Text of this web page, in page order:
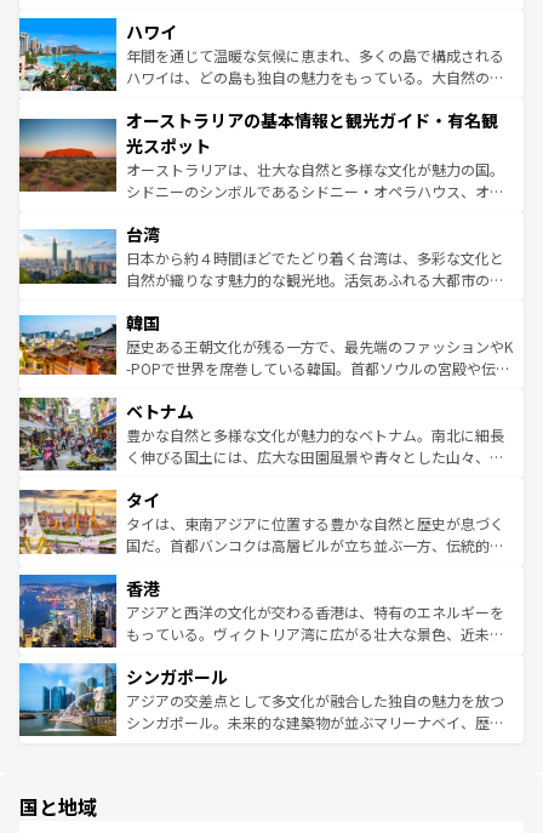
着のスイス情報は
のような巨大都市は、観光、ショッピング、エンターテイ
ンメントが詰まった刺激的なスポットだ。一方、アメリカ
西部には大自然が広がり、グランドキャニオンやイエロー
部のニューオーリンズでは、音楽と美食が融合した独特の
文化が魅力。旅行者はアメリカの各地域で異なる魅力を楽
しみながら、その多様性と豊かな歴史を感じることができ
るだろう。車でのロードトリップや列車の旅も、アメリカ
情報は
ハワイ
年間を通じて温暖な気候に恵まれ、多くの島で構成される
ハワイは、どの島も独自の魅力をもっている。大自然の神
ワイ島は見逃せない。また、定番の観光地といえばオアフ
島だが、静かな自然を求めるならマウイ島やカウアイ島が
おすすめ。エメラルドグリーンに輝く海をはじめ、豊かな
文化や歴史が息づいている。「アロハスピリット」と呼ば
人々、おいしいローカルフードやハワイアンミュージッ
ク、伝統的なフラダンスなど、すべてがハワイの魅力を彩
っている。訪れるたびに新しい発見と感動が待っているハ
はコンテンツ一覧
オーストラリアの基本情報と観光ガイド・有名観
光スポット
オーストラリアは、壮大な自然と多様な文化が魅力の国。
シドニーのシンボルであるシドニー・オペラハウス、オー
リアリーフや大陸中央部にそびえるウルル（エアーズロッ
ク）、タスマニアの美しい原生林やケアンズの熱帯雨林な
ど、見どころがたくさん。また、カフェやワイン、オージ
いる。アクティビティも充実しており、サーフィンやダイ
ビング、ハイキングなど、アウトドア好きにはたまらな
い。オーストラリアの多彩な魅力を存分に味わいつくそ
参照してほしい。
台湾
日本から約４時間ほどでたどり着く台湾は、多彩な文化と
自然が織りなす魅力的な観光地。活気あふれる大都市の台
ン）、静ひつな山岳地帯である台湾東部など、都市の喧騒
と山間の静けさが共存しており、訪れる人に新しい発見と
驚きをもたらしてくれる。また、奥深い台湾の食文化も魅
容にもいいと評判のスイーツなど、バラエティ豊かな料理
が味わえる。 なお、新着の台湾情報は コンテンツ一覧を参
照してほしい。
韓国
歴史ある王朝文化が残る一方で、最先端のファッションやK
-POPで世界を席巻している韓国。首都ソウルの宮殿や伝統
き、地方に足を延ばせば四季折々の自然美を楽しむことが
できる。そして、キムチや焼肉、絶品のストリートフード
まで、さまざまな韓国料理が待っている。夜には、韓国な
リティに包まれながら、韓国の多彩な魅力を心ゆくまで味
わってみてほしい。 なお、新着の韓国情報はコンテンツ一
覧を参照してほしい。
ベトナム
豊かな自然と多様な文化が魅力的なベトナム。南北に細長
く伸びる国土には、広大な田園風景や青々とした山々、世
急速な発展と共に伝統が息づく。ハノイの古い町並みやホ
ーチミン市のフランス統治時代の建物も、独特の雰囲気を
醸し出している。また、バラエティの豊かさとおいしさで
とつ。フォーやバインミー、ベトナムコーヒーなどは、ぜ
ひ現地で味わいたい。どの地域を訪れてもあたたかい人々
が旅行者を迎えてくれるので、きっと忘れられない旅にな
参照してほしい。
タイ
タイは、東南アジアに位置する豊かな自然と歴史が息づく
国だ。首都バンコクは高層ビルが立ち並ぶ一方、伝統的な
の活気が交差している。北部ではチェンマイなどの山岳地
帯で自然と触れ合い、南部ではプーケットやクラビの美し
いビーチでリゾート気分を楽しむことができる。タイ料理
激する。気候は一年中温暖で、どの季節にも異なる楽しみ
が待っている。親しみやすいタイの人々、仏教を中心とし
た文化、そして多様な観光資源が、訪れる旅人を魅了し続
香港
アジアと西洋の文化が交わる香港は、特有のエネルギーを
もっている。ヴィクトリア湾に広がる壮大な景色、近未来
み、どこを訪れても感動するはず。観光スポットが密集し
ており、効率よく見どころを回れるのも魅力。息をのむよ
うな絶景から文化的な体験まで、香港を存分に楽しみ尽く
シンガポール
アジアの交差点として多文化が融合した独自の魅力を放つ
シンガポール。未来的な建築物が並ぶマリーナベイ、歴史
国と地域